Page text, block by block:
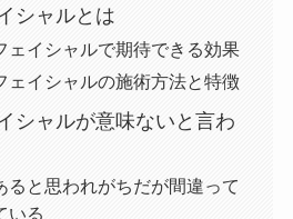
シャルとは
ェイシャルで期待できる効果
ェイシャルの施術方法と特徴
シャルが意味ないと言わ
ると思われがちだが間違って
いる